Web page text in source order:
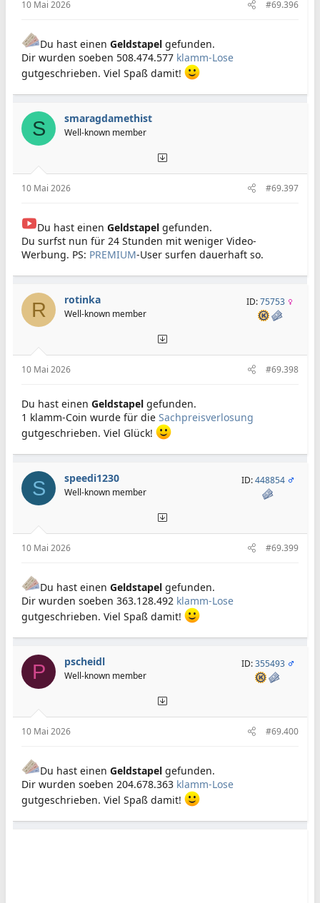
10 Mai 2026 #69.396
Du hast einen Geldstapel gefunden.
Dir wurden soeben 508.474.577 klamm-Lose
gutgeschrieben. Viel Spaß damit!
S smaragdamethist
Well-known member
10 Mai 2026 #69.397
Du hast einen Geldstapel gefunden.
Du surfst nun für 24 Stunden mit weniger Video-
Werbung. PS: PREMIUM-User surfen dauerhaft so.
R rotinka
Well-known member
ID:75753
10 Mai 2026 #69.398
Du hast einen Geldstapel gefunden.
1 klamm-Coin wurde für die Sachpreisverlosung
gutgeschrieben. Viel Glück!
S speedi1230
Well-known member
ID:448854
10 Mai 2026 #69.399
Du hast einen Geldstapel gefunden.
Dir wurden soeben 363.128.492 klamm-Lose
gutgeschrieben. Viel Spaß damit!
P pscheidl
Well-known member
ID:355493
10 Mai 2026 #69.400
Du hast einen Geldstapel gefunden.
Dir wurden soeben 204.678.363 klamm-Lose
gutgeschrieben. Viel Spaß damit!